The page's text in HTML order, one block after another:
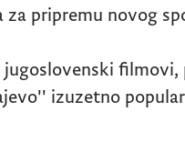
za pripremu novog
jugoslovenski
izuzetno